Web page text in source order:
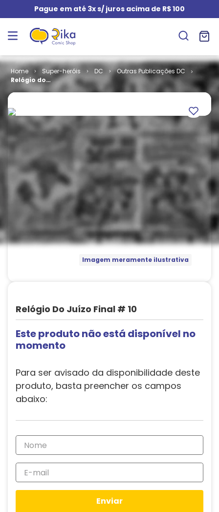
Pague em até 3x s/ juros acima de R$ 100
Super-heróis DC
Outras Publicações DC
Relógio do
Juízo Final #
Imagem meramente ilustrativa
Relógio Do Juízo Final # 10
Este produto não está disponível no
momento
Para ser avisado da disponibilidade deste
produto, basta preencher os campos
abaixo:
Enviar